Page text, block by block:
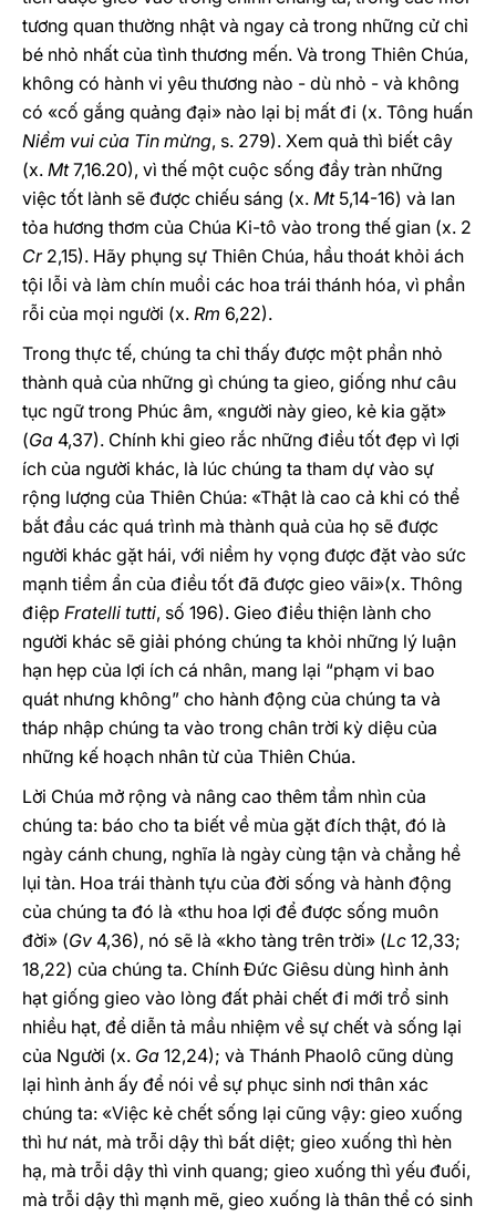
tương quan thường nhật và ngay cả trong những cử chỉ
bé nhỏ nhất của tình thương mến. Và trong Thiên Chúa,
không có hành vi yêu thương nào - dù nhỏ - và không
có «cố gắng quảng đại» nào lại bị mất đi (x. Tông huấn
Niềm vui của Tin mừng, s. 279). Xem quả thì biết cây
(x. Mt7,16.20), vì thế một cuộc sống đầy tràn những
việc tốt lành sẽ được chiếu sáng (x. Mt5,14-16) và lan
tỏa hương thơm của Chúa Ki-tô vào trong thế gian (x. 2
Cr2,15). Hãy phụng sự Thiên Chúa, hầu thoát khỏi ách
tội lỗi và làm chín muồi các hoa trái thánh hóa, vì phần
rỗi của mọi người (x. Rm 6,22).
Trong thực tế, chúng ta chỉ thấy được một phần nhỏ
thành quả của những gì chúng ta gieo, giống như câu
tục ngữ trong Phúc âm, «người này gieo, kẻ kia gặt»
(Ga 4,37). Chính khi gieo rắc những điều tốt đẹp vì lợi
ích của người khác, là lúc chúng ta tham dự vào sự
rộng lượng của Thiên Chúa: «Thật là cao cả khi có thể
bắt đầu các quá trình mà thành quả của họ sẽ được
người khác gặt hái, với niềm hy vọng được đặt vào sức
mạnh tiềm ẩn của điều tốt đã được gieo vãi»(x. Thông
điệp Fratelli tutti, số 196). Gieo điều thiện lành cho
người khác sẽ giải phóng chúng ta khỏi những lý luận
hạn hẹp của lợi ích cá nhân, mang lại “phạm vi bao
quát nhưng không” cho hành động của chúng ta và
tháp nhập chúng ta vào trong chân trời kỳ diệu của
những kế hoạch nhân từ của Thiên Chúa.
Lời Chúa mở rộng và nâng cao thêm tầm nhìn của
chúng ta: báo cho ta biết về mùa gặt đích thật, đó là
ngày cánh chung, nghĩa là ngày cùng tận và chẳng hề
lụi tàn. Hoa trái thành tựu của đời sống và hành động
của chúng ta đó là «thu hoa lợi để được sống muôn
đời» (Gv 4,36), nó sẽ là «kho tàng trên trời» (Lc 12,33;
18,22) của chúng ta. Chính Đức Giêsu dùng hình ảnh
hạt giống gieo vào lòng đất phải chết đi mới trổ sinh
nhiều hạt, để diễn tả mầu nhiệm về sự chết và sống lại
của Người (x. Ga 12,24); và Thánh Phaolô cũng dùng
lại hình ảnh ấy để nói về sự phục sinh nơi thân xác
chúng ta: «Việc kẻ chết sống lại cũng vậy: gieo xuống
thì hư nát, mà trỗi dậy thì bất diệt; gieo xuống thì hèn
hạ, mà trỗi dậy thì vinh quang; gieo xuống thì yếu đuối,
mà trỗi dậy thì mạnh mẽ, gieo xuống là thân thể có sinh